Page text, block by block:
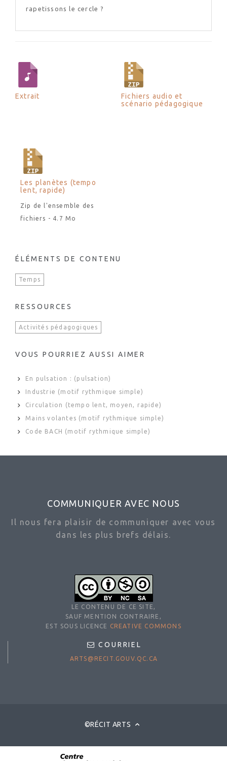
rapetissons le cercle ?
Extrait
Fichiers audio et
scénario pédagogique
Les planètes (tempo
lent, rapide)
Zip de l'ensemble des
fichiers - 4.7 Mo
ÉLÉMENTS DE CONTENU
Temps
RESSOURCES
Activités pédagogiques
VOUS POURRIEZ AUSSI AIMER
En pulsation : (pulsation)
Industrie (motif rythmique simple)
Circulation (tempo lent, moyen, rapide)
Mains volantes (motif rythmique simple)
Code BACH (motif rythmique simple)
COMMUNIQUER AVEC NOUS
Il nous fera plaisir de communiquer avec vous
dans les plus brefs délais.
LE CONTENU DE CE SITE,
SAUF MENTION CONTRAIRE,
EST SOUS LICENCE
CREATIVE COMMONS
COURRIEL
ARTS@RECIT.GOUV.QC.CA
©RÉCIT ARTS